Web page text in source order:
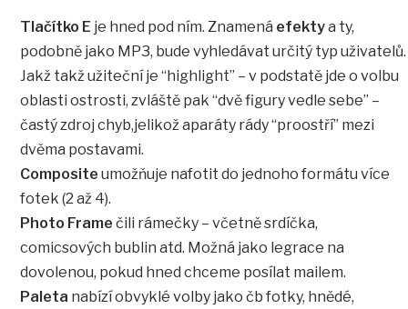
Tlačítko E je hned pod ním. Znamená efektya ty,
podobně jako MP3, bude vyhledávat určitý typ uživatelů.
Jakž takž užiteční je “highlight” – v podstatě jde o volbu
oblasti ostrosti, zvláště pak “dvě figury vedle sebe” –
častý zdroj chyb,jelikož aparáty rády “proostří” mezi
dvěma postavami.
Composite umožňuje nafotit do jednoho formátu více
fotek (2 až 4).
Photo Frame čili rámečky – včetně srdíčka,
comicsových bublin atd. Možná jako legrace na
dovolenou, pokud hned chceme posílat mailem.
Paleta nabízí obvyklé volby jako čb fotky, hnědé,